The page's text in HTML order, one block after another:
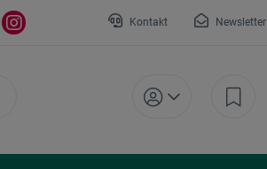
Kontakt Newsletter